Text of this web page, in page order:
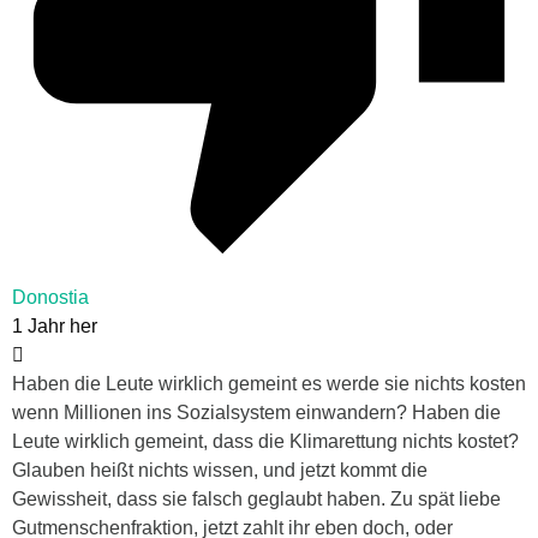
Donostia
1 Jahr her
Haben die Leute wirklich gemeint es werde sie nichts kosten
wenn Millionen ins Sozialsystem einwandern? Haben die
Leute wirklich gemeint, dass die Klimarettung nichts kostet?
Glauben heißt nichts wissen, und jetzt kommt die
Gewissheit, dass sie falsch geglaubt haben. Zu spät liebe
Gutmenschenfraktion, jetzt zahlt ihr eben doch, oder